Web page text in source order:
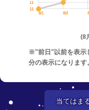
8/1 8/2
12
11
(8
※"前日"以前を表示
分の表示になります
当てはま